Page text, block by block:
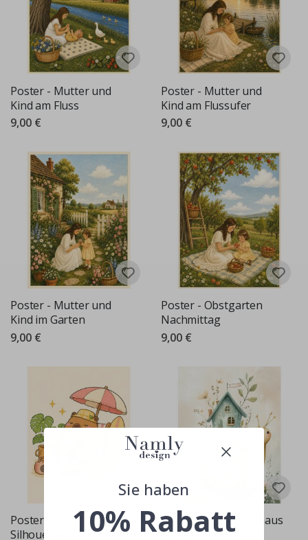
Poster - Mutter und
Kind am Fluss
9,00 €
Poster - Mutter und
Kind am Flussufer
9,00 €
Poster - Mutter und
Kind im Garten
9,00 €
Poster - Obstgarten
Nachmittag
9,00 €
Poster - Sand &
Silhouetten – 2er-Set
Poster - Schneckenhaus
Fantasie
Sie haben
10% Rabatt